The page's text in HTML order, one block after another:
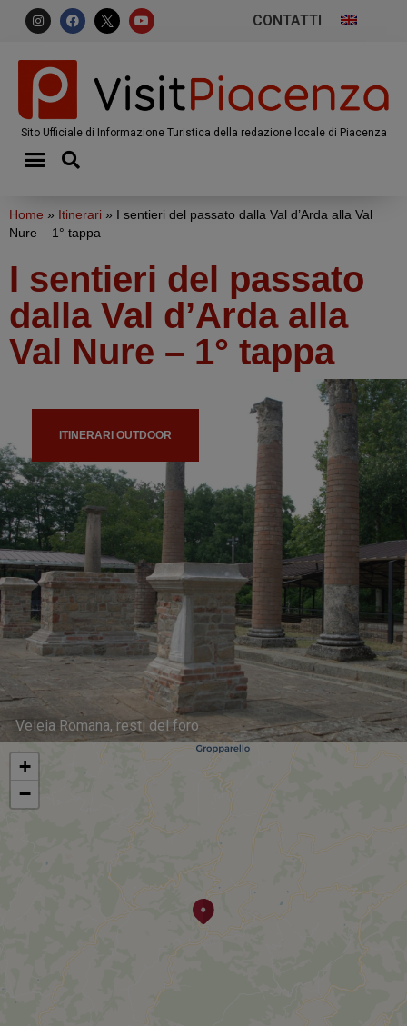
CONTATTI
Sito Ufficiale di Informazione Turistica della redazione locale di Piacenza
Home » Itinerari »
I sentieri del passato dalla Val d’Arda alla Val
Nure – 1° tappa
I sentieri del passato
dalla Val d’Arda alla
Val Nure – 1° tappa
ITINERARI OUTDOOR
Veleia Romana, resti del foro
+
−